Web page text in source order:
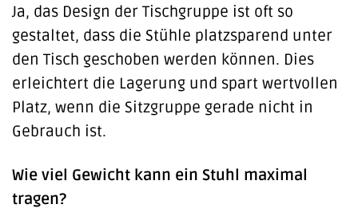
Ja, das Design der Tischgruppe ist oft so
gestaltet, dass die Stühle platzsparend unter
den Tisch geschoben werden können. Dies
erleichtert die Lagerung und spart wertvollen
Platz, wenn die Sitzgruppe gerade nicht in
Gebrauch ist.
Wie viel Gewicht kann ein Stuhl maximal
tragen?